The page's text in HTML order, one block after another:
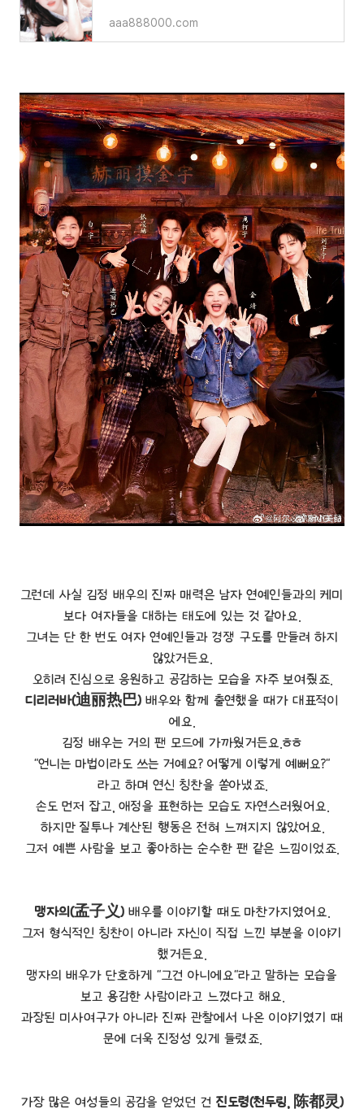
aaa888000.com
그런데 사실 김정 배우의 진짜 매력은 남자 연예인들과의 케미
보다 여자들을 대하는 태도에 있는 것 같아요.
그녀는 단 한 번도 여자 연예인들과 경쟁 구도를 만들려 하지
않았거든요.
오히려 진심으로 응원하고 공감하는 모습을 자주 보여줬죠.
디리러바(迪丽热巴) 배우와 함께 출연했을 때가 대표적이
에요.
김정 배우는 거의 팬 모드에 가까웠거든요.ㅎㅎ
"언니는 마법이라도 쓰는 거예요? 어떻게 이렇게 예뻐요?"
라고 하며 연신 칭찬을 쏟아냈죠.
손도 먼저 잡고, 애정을 표현하는 모습도 자연스러웠어요.
하지만 질투나 계산된 행동은 전혀 느껴지지 않았어요.
그저 예쁜 사람을 보고 좋아하는 순수한 팬 같은 느낌이었죠.
맹자의(孟子义)배우를 이야기할 때도 마찬가지였어요.
그저 형식적인 칭찬이 아니라 자신이 직접 느낀 부분을 이야기
했거든요.
맹자의 배우가 단호하게 "그건 아니에요"라고 말하는 모습을
보고 용감한 사람이라고 느꼈다고 해요.
과장된 미사여구가 아니라 진짜 관찰에서 나온 이야기였기 때
문에 더욱 진정성 있게 들렸죠.
가장 많은 여성들의 공감을 얻었던 건 진도령(천두링, 陈都灵)